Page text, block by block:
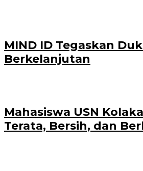
MIND ID Tegaskan
Berkelanjutan
Mahasiswa USN
Terata, Bersih, dan